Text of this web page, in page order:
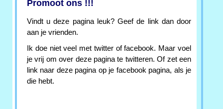
Promoot ons !!!
Vindt u deze pagina leuk? Geef de link dan door
aan je vrienden.
Ik doe niet veel met twitter of facebook. Maar voel
je vrij om over deze pagina te twitteren. Of zet een
link naar deze pagina op je facebook pagina, als je
die hebt.